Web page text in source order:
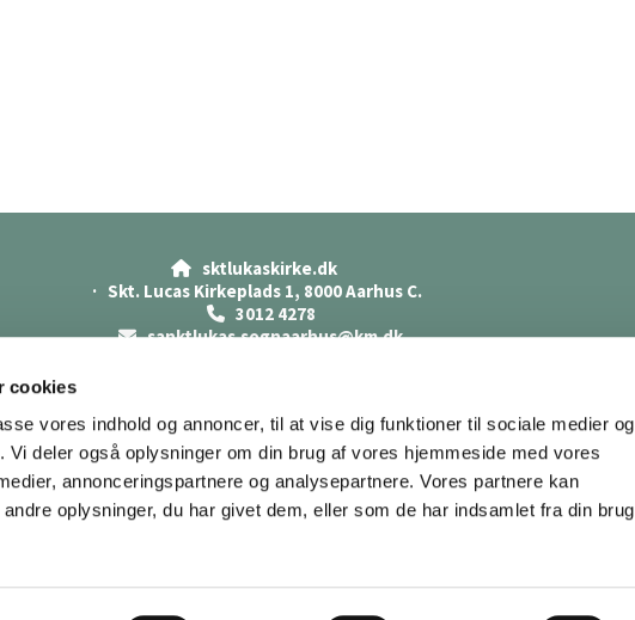
cookies
vores indhold og annoncer, til at vise dig funktioner til sociale medier og
deler også oplysninger om din brug af vores hjemmeside med vores
annonceringspartnere og analysepartnere. Vores partnere kan
oplysninger, du har givet dem, eller som de har indsamlet fra din brug
sktlukaskirke.dk
· Skt. Lucas Kirkeplads 1, 8000 Aarhus C.
3012 4278
sanktlukas.sognaarhus@km.dk